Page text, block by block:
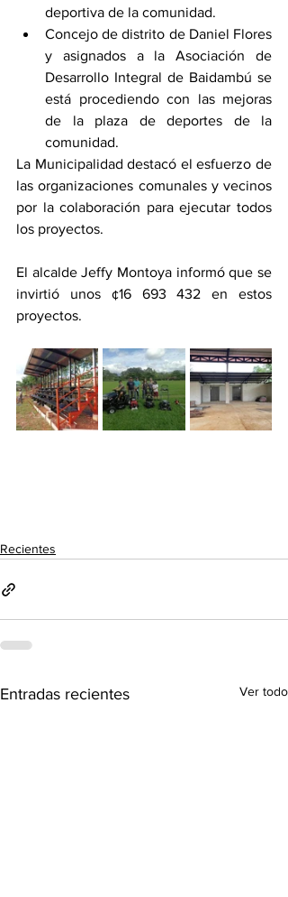
deportiva de la comunidad.
Concejo de distrito de Daniel Flores
y asignados a la Asociación de
Desarrollo Integral de Baidambú se
está procediendo con las mejoras
de la plaza de deportes de la
comunidad.
La Municipalidad destacó el esfuerzo de
las organizaciones comunales y vecinos
por la colaboración para ejecutar todos
los proyectos.
El alcalde Jeffy Montoya informó que se
invirtió unos ¢16 693 432 en estos
proyectos.
Recientes
Entradas recientes Ver todo